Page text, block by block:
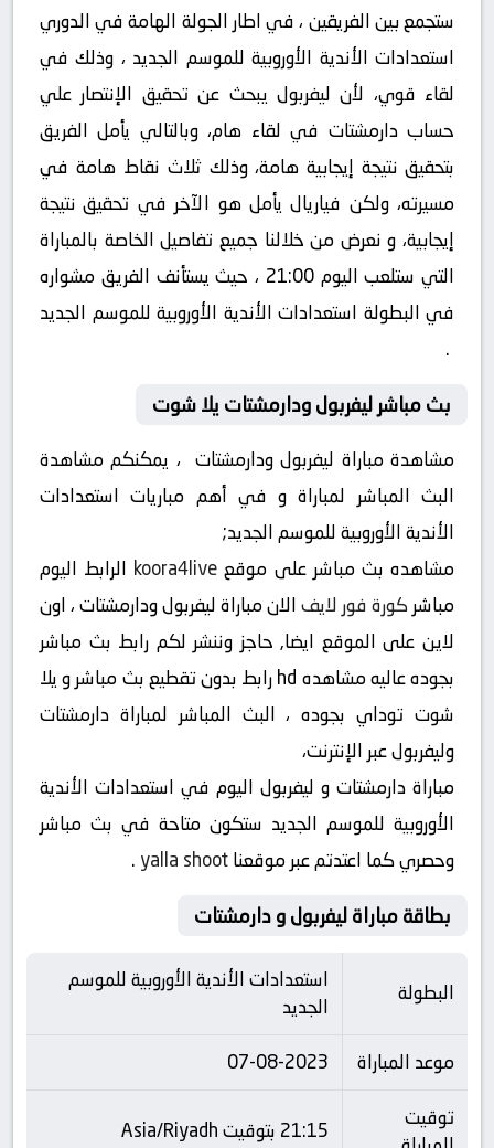
ستجمع بين الفريقين ، في اطار الجولة الهامة في الدوري
استعدادات الأندية الأوروبية للموسم الجديد ، وذلك في
لقاء قوي، لأن ليفربول يبحث عن تحقيق الإنتصار علي
حساب دارمشتات في لقاء هام، وبالتالي يأمل الفريق
بتحقيق نتيجة إيجابية هامة، وذلك ثلاث نقاط هامة في
مسيرته، ولكن فياريال يأمل هو الآخر في تحقيق نتيجة
إيجابية، و نعرض من خلالنا جميع تفاصيل الخاصة بالمباراة
التي ستلعب اليوم 21:00 ، حيث يستأنف الفريق مشواره
في البطولة استعدادات الأندية الأوروبية للموسم الجديد
.
بث مباشر ليفربول ودارمشتات يلا شوت
مشاهدة مباراة ليفربول ودارمشتات ، يمكنكم مشاهدة
البث المباشر لمباراة و في أهم مباريات استعدادات
الأندية الأوروبية للموسم الجديد;
مشاهده بث مباشر على موقع koora4live الرابط اليوم
مباشركورة فور لايفالان مباراة ليفربول ودارمشتات ، اون
لاين على الموقع ايضا, حاجز وننشر لكم رابط بث مباشر
بجوده عاليه مشاهده hd رابط بدون تقطيع بث مباشر و يلا
شوت توداي بجوده ، البث المباشر لمباراة دارمشتات
وليفربول عبر الإنترنت،
مباراة دارمشتات و ليفربول اليوم في استعدادات الأندية
الأوروبية للموسم الجديد ستكون متاحة في بث مباشر
وحصري كما اعتدتم عبر موقعناyalla shoot
.
بطاقة مباراة ليفربول و دارمشتات
البطولة
استعدادات الأندية الأوروبية للموسم
الجديد
موعد المباراة
07-08-2023
توقيت
21:15 بتوقيت Asia/Riyadh